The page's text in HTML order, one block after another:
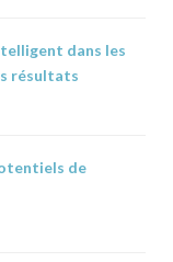
dans les
résultats
de